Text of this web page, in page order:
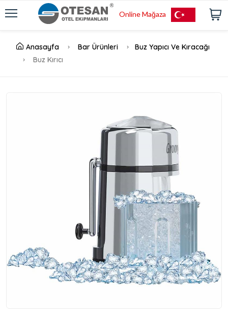
Online Mağaza
Anasayfa Bar Ürünleri
Buz Yapıcı Ve Kıracağı
Buz Kırıcı